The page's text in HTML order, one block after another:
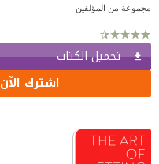
مجموعة من المؤلفين
تحميل الكتاب
اشترك الآن